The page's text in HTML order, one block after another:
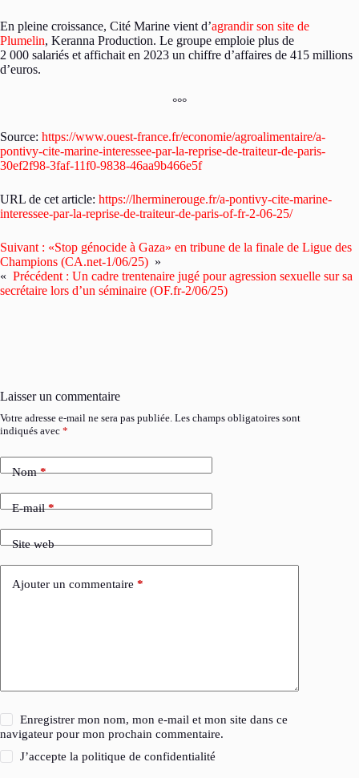
En pleine croissance, Cité Marine vient d’agrandir son site de
Plumelin, Keranna Production. Le groupe emploie plus de
2 000 salariés et affichait en 2023 un chiffre d’affaires de 415 millions
d’euros.
°°°
Source: https://www.ouest-france.fr/economie/agroalimentaire/a-
pontivy-cite-marine-interessee-par-la-reprise-de-traiteur-de-paris-
30ef2f98-3faf-11f0-9838-46aa9b466e5f
URL de cet article: https://lherminerouge.fr/a-pontivy-cite-marine-
interessee-par-la-reprise-de-traiteur-de-paris-of-fr-2-06-25/
Suivant : «Stop génocide à Gaza» en tribune de la finale de Ligue des
Champions (CA.net-1/06/25) »
« Précédent : Un cadre trentenaire jugé pour agression sexuelle sur sa
secrétaire lors d’un séminaire (OF.fr-2/06/25)
Laisser un commentaire
Votre adresse e-mail ne sera pas publiée. Les champs obligatoires sont
indiqués avec *
Nom*
E-mail*
Site web
Ajouter un commentaire *
Enregistrer mon nom, mon e-mail et mon site dans ce
navigateur pour mon prochain commentaire.
J’accepte lapolitique de confidentialité